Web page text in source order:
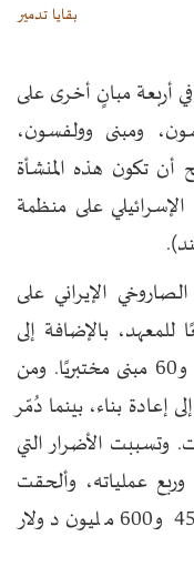
بقايا تدمير
أربعة مبانٍ أخرى على
ومبنى وولفسون،
أن تكون هذه المنشأة
على منظمة
الإيراني على
بـ 112 مبنى تابعًا للمعهد، بالإضافة إلى
تدمير مبنيين، من بينها 52 مبنى سكنيًا و60 مبنى مختبريًا. ومن
إعادة بناء، بينما دُمّر
وتسببت الأضرار التي
عملياته، وألحقت
أضرارًا مادية تُقدّر قيمتها بما بين 450 و600 مليون دولار